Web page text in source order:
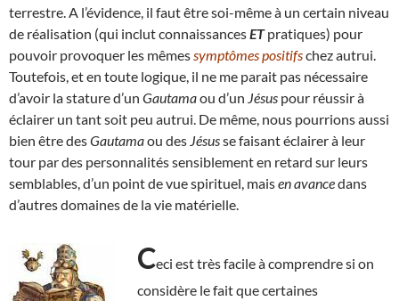
terrestre. A l’évidence, il faut être soi-même à un certain niveau
de réalisation (qui inclut connaissancesETpratiques) pour
pouvoir provoquer les mêmes symptômes positifschez autrui.
Toutefois, et en toute logique, il ne me parait pas nécessaire
d’avoir la stature d’un Gautamaou d’un Jésus pour réussir à
éclairer un tant soit peu autrui. De même, nous pourrions aussi
bien être desGautamaou des Jésusse faisant éclairer à leur
tour par des personnalités sensiblement en retard sur leurs
semblables, d’un point de vue spirituel, maisen avancedans
d’autres domaines de la vie matérielle.
Ceci est très facile à comprendre si on
considère le fait que certaines